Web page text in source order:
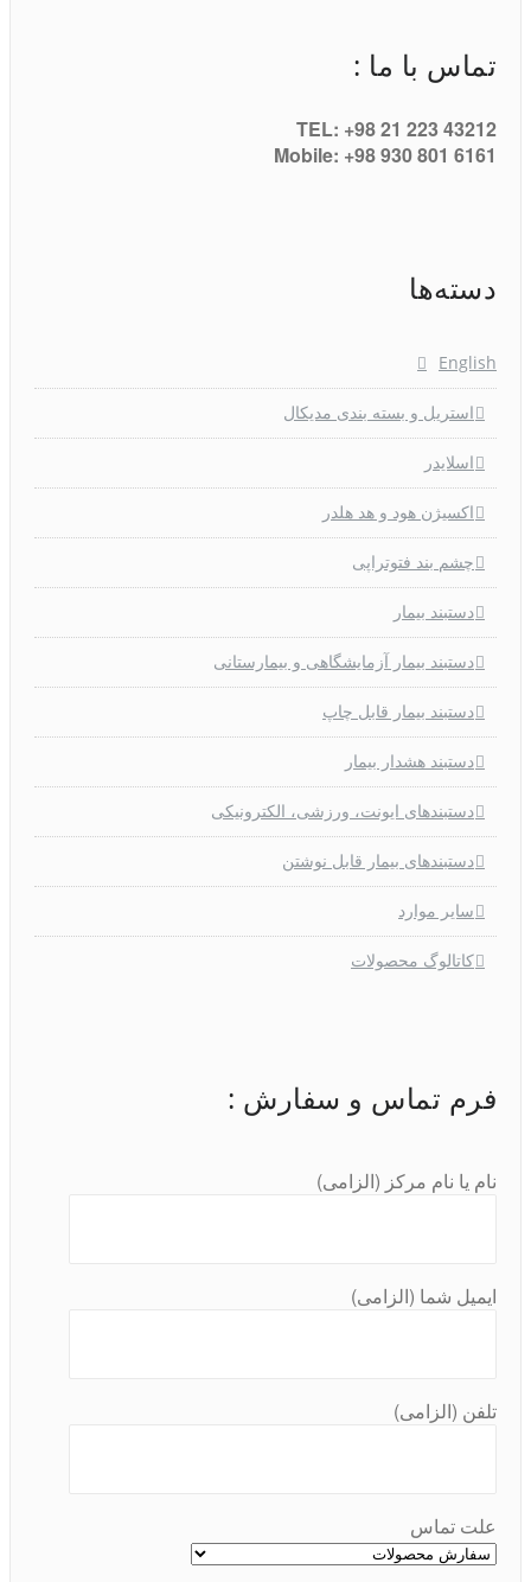
تماس با ما :
TEL: +98 21 223 43212
Mobile: +98 930 801 6161
دسته‌ها
English
استریل و بسته بندی مدیکال
اسلایدر
اکسیژن هود و هد هلدر
چشم بند فتوتراپی
دستبند بیمار
دستبند بیمار آزمایشگاهی و بیمارستانی
دستبند بیمار قابل چاپ
دستبند هشدار بیمار
دستبندهای ایونت، ورزشی، الکترونیکی
دستبندهای بیمار قابل نوشتن
سایر موارد
کاتالوگ محصولات
فرم تماس و سفارش :
نام یا نام مرکز (الزامی)
ایمیل شما (الزامی)
تلفن (الزامی)
علت تماس